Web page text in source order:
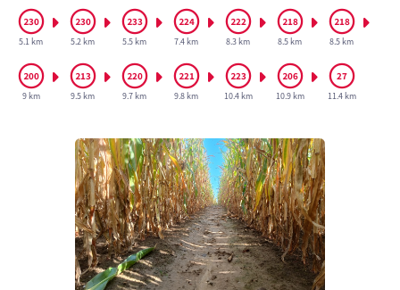
5.1 km 5.2 km 5.5 km 7.4 km 8.3 km 8.5 km 8.5 km
9 km 9.5 km 9.7 km 9.8 km 10.4 km 10.9 km 11.4 km